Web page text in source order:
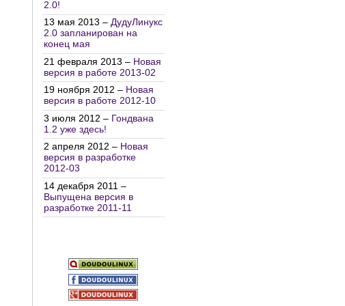
2.0!
13 мая 2013 –ДудуЛинукс
2.0 запланирован на
конец мая
21 февраля 2013 – Новая
версия в работе 2013-02
19 ноября 2012 – Новая
версия в работе 2012-10
3 июля 2012 – Гондвана
1.2 уже здесь!
2 апреля 2012 – Новая
версия в разработке
2012-03
14 декабря 2011 –
Выпущена версия в
разработке 2011-11